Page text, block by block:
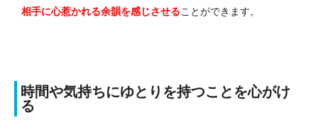
相手に心惹かれる余韻を感じさせることができます。
時間や気持ちにゆとりを持つことを心がけ
る